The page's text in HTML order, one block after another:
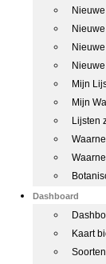
Mijn
Mijn
Lijsten
Dashboard
Kaart